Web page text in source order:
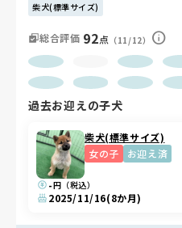
柴犬(標準サイズ)
総合評価 92点 （11/12）
過去お迎えの子犬
柴犬(標準サイズ)
女の子
お迎え済
-円（税込）
2025/11/16(8か月)